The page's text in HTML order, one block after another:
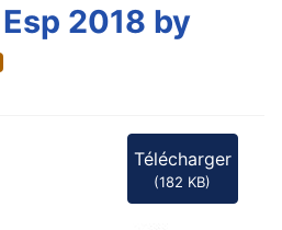
2018 by
Télécharger
(182 KB)